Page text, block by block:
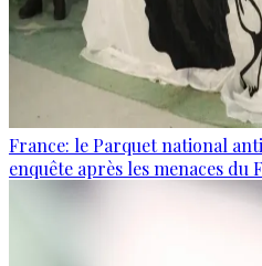
France: le Parquet national
enquête après les menaces du